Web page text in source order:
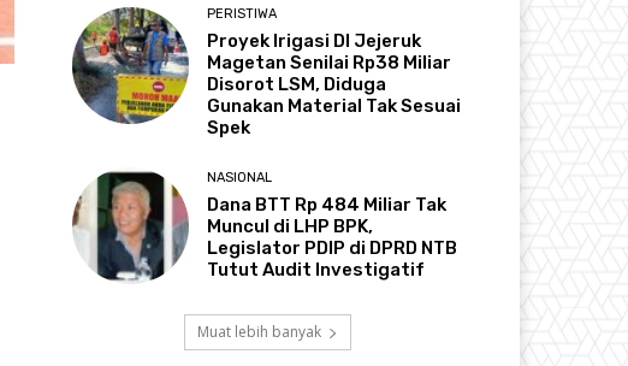
PERISTIWA
Proyek Irigasi DI Jejeruk
Magetan Senilai Rp38 Miliar
Disorot LSM, Diduga
Gunakan Material Tak Sesuai
Spek
NASIONAL
Dana BTT Rp 484 Miliar Tak
Muncul di LHP BPK,
Legislator PDIP di DPRD NTB
Tutut Audit Investigatif
Muat lebih banyak